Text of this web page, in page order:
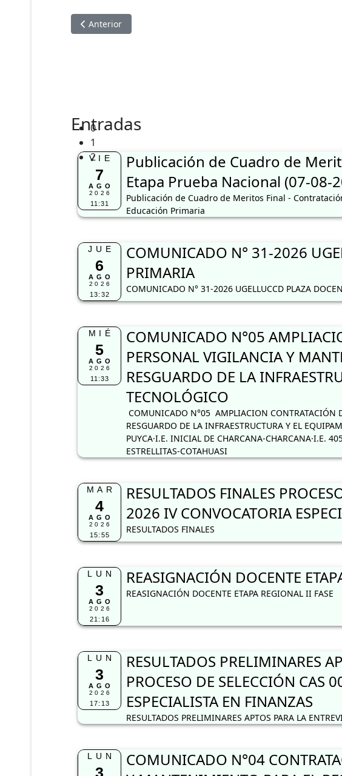
0
1
2
Artículo anterior: CONVOCATORIA A ADJUDICACIÓN DE
Anterior
Entradas
VIE
7
AGO
2026
11:31
Publicación de Cuadro de
Etapa Prueba Nacional (07-08-
Publicación de Cuadro de Meritos Final -
Educación Primaria
JUE
6
AGO
2026
13:32
COMUNICADO N° 31-2026
PRIMARIA
COMUNICADO N° 31-2026 UGELLUCCD PLAZA
MIÉ
5
AGO
2026
11:33
COMUNICADO N°05
PERSONAL VIGILANCIA Y
RESGUARDO DE LA
TECNOLÓGICO
COMUNICADO N°05 AMPLIACION CONTRATACIÓN
RESGUARDO DE LA INFRAESTRUCTURA Y EL
PUYCA·I.E. INICIAL DE CHARCANA-CHARCANA·I.E.
ESTRELLITAS-COTAHUASI
MAR
4
AGO
2026
15:55
RESULTADOS FINALES
2026 IV CONVOCATORIA
RESULTADOS FINALES
LUN
3
AGO
2026
21:16
REASIGNACIÓN DOCENTE
REASIGNACIÓN DOCENTE ETAPA REGIONAL II FASE
LUN
3
AGO
2026
17:13
RESULTADOS PRELIMINARES
PROCESO DE SELECCIÓN CAS
ESPECIALISTA EN FINANZAS
RESULTADOS PRELIMINARES APTOS PARA LA
LUN
3
COMUNICADO N°04